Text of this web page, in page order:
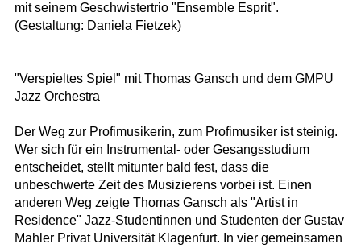
mit seinem Geschwistertrio "Ensemble Esprit".
(Gestaltung: Daniela Fietzek)
"Verspieltes Spiel" mit Thomas Gansch und dem GMPU
Jazz Orchestra
Der Weg zur Profimusikerin, zum Profimusiker ist steinig.
Wer sich für ein Instrumental- oder Gesangsstudium
entscheidet, stellt mitunter bald fest, dass die
unbeschwerte Zeit des Musizierens vorbei ist. Einen
anderen Weg zeigte Thomas Gansch als "Artist in
Residence" Jazz-Studentinnen und Studenten der Gustav
Mahler Privat Universität Klagenfurt. In vier gemeinsamen